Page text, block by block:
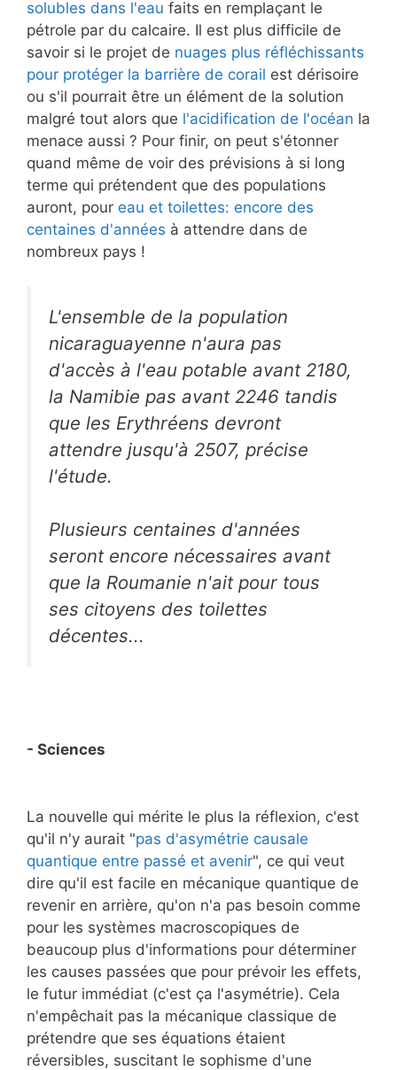
solubles dans l'eau faits en remplaçant le
pétrole par du calcaire. Il est plus difficile de
savoir si le projet de nuages plus réfléchissants
pour protéger la barrière de corail est dérisoire
ou s'il pourrait être un élément de la solution
malgré tout alors que l'acidification de l'océan la
menace aussi ? Pour finir, on peut s'étonner
quand même de voir des prévisions à si long
terme qui prétendent que des populations
auront, pour eau et toilettes: encore des
centaines d'années à attendre dans de
nombreux pays !
L'ensemble de la population
nicaraguayenne n'aura pas
d'accès à l'eau potable avant 2180,
la Namibie pas avant 2246 tandis
que les Erythréens devront
attendre jusqu'à 2507, précise
l'étude.
Plusieurs centaines d'années
seront encore nécessaires avant
que la Roumanie n'ait pour tous
ses citoyens des toilettes
décentes...
- Sciences
La nouvelle qui mérite le plus la réflexion, c'est
qu'il n'y aurait "pas d'asymétrie causale
quantique entre passé et avenir", ce qui veut
dire qu'il est facile en mécanique quantique de
revenir en arrière, qu'on n'a pas besoin comme
pour les systèmes macroscopiques de
beaucoup plus d'informations pour déterminer
les causes passées que pour prévoir les effets,
le futur immédiat (c'est ça l'asymétrie). Cela
n'empêchait pas la mécanique classique de
prétendre que ses équations étaient
réversibles, suscitant le sophisme d'une